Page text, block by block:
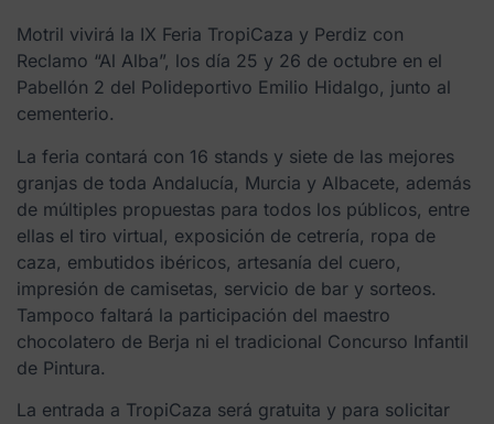
Motril vivirá la IX Feria TropiCaza y Perdiz con
Reclamo “Al Alba”, los día 25 y 26 de octubre en el
Pabellón 2 del Polideportivo Emilio Hidalgo, junto al
cementerio.
La feria contará con 16 stands y siete de las mejores
granjas de toda Andalucía, Murcia y Albacete, además
de múltiples propuestas para todos los públicos, entre
ellas el tiro virtual, exposición de cetrería, ropa de
caza, embutidos ibéricos, artesanía del cuero,
impresión de camisetas, servicio de bar y sorteos.
Tampoco faltará la participación del maestro
chocolatero de Berja ni el tradicional Concurso Infantil
de Pintura.
La entrada a TropiCaza será gratuita y para solicitar